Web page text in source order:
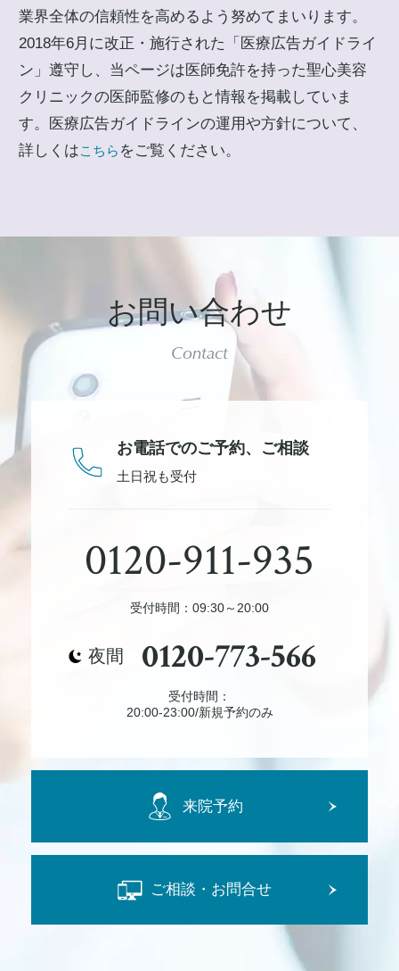
業界全体の信頼性を高めるよう努めてまいります。
2018年6月に改正・施行された「医療広告ガイドライ
ン」遵守し、当ページは医師免許を持った聖心美容
クリニックの医師監修のもと情報を掲載していま
す。医療広告ガイドラインの運用や方針について、
詳しくはこちら をご覧ください。
お問い合わせ
Contact
お電話でのご予約、 ご相談
土日祝も受付
0120-911-935
受付時間：09:30～20:00
夜間 0120-773-566
受付時間：
20:00-23:00/新規予約のみ
来院予約
ご相談・お問合せ